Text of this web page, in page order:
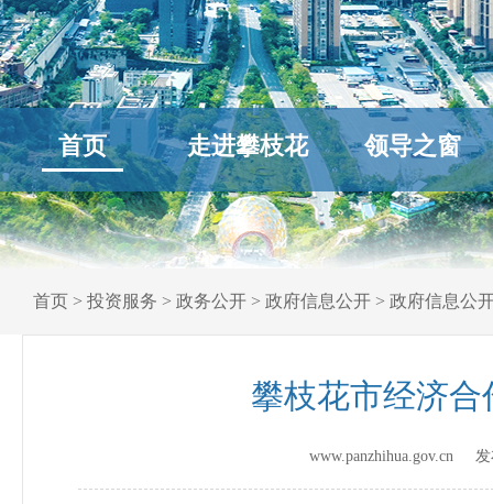
首页 走进攀枝花 领导之窗
首页 > 投资服务 > 政务公开 > 政府信息公开 > 政府信息公
攀枝花市经济合
www.panzhihua.gov.cn